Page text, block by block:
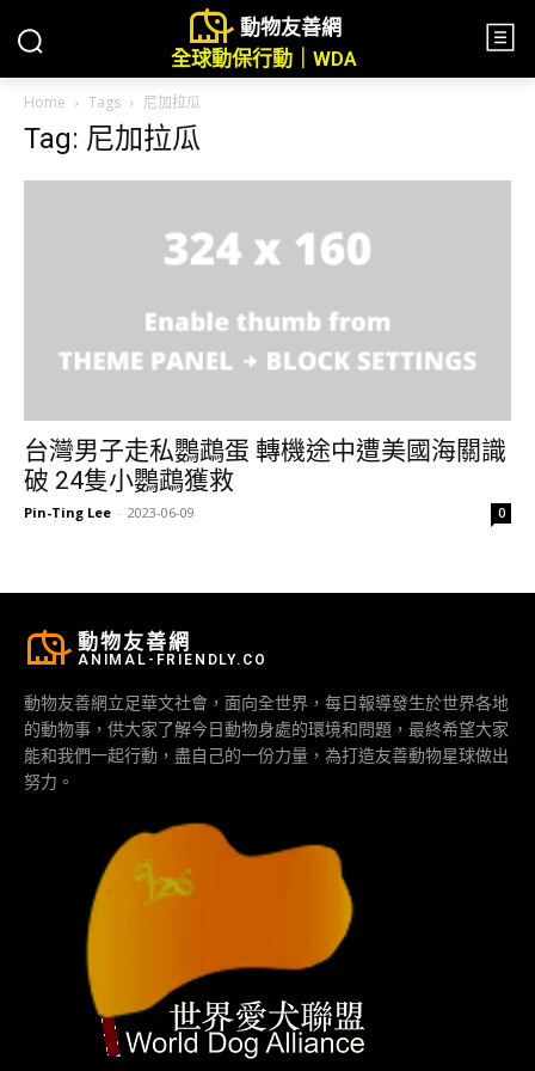
動物友善網
全球動保行動｜WDA
Home Tags 尼加拉瓜
Tag: 尼加拉瓜
台灣男子走私鸚鵡蛋 轉機途中遭美國海關識
破 24隻小鸚鵡獲救
Pin-Ting Lee - 2023-06-09 0
動物友善網
ANIMAL-FRIENDLY.CO
動物友善網立足華文社會，面向全世界，每日報導發生於世界各地
的動物事，供大家了解今日動物身處的環境和問題，最終希望大家
能和我們一起行動，盡自己的一份力量，為打造友善動物星球做出
努力。